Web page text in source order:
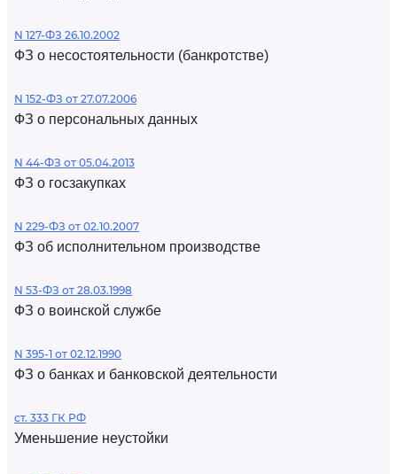
N 127-ФЗ 26.10.2002
ФЗ о несостоятельности (банкротстве)
N 152-ФЗ от 27.07.2006
ФЗ о персональных данных
N 44-ФЗ от 05.04.2013
ФЗ о госзакупках
N 229-ФЗ от 02.10.2007
ФЗ об исполнительном производстве
N 53-ФЗ от 28.03.1998
ФЗ о воинской службе
N 395-1 от 02.12.1990
ФЗ о банках и банковской деятельности
ст. 333 ГК РФ
Уменьшение неустойки